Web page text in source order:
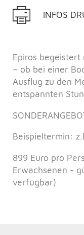
INFOS
Epiros begeistert
– ob bei einer
Ausflug zu den
entspannten
Beispieltermin:
899 Euro pro
Erwachsenen -
verfügbar)